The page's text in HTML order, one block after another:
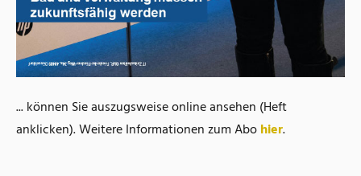
... können Sie auszugsweise online ansehen (Heft
anklicken). Weitere Informationen zum Abohier.